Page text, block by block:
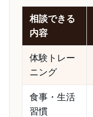
相談できる
内容
体験トレー
ニング
食事・生活
習慣